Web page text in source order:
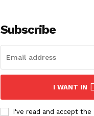
Subscribe
I WANT IN
I've read and accept the